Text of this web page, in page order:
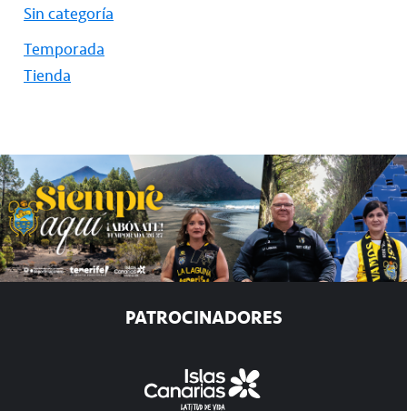
Sin categoría
Temporada
Tienda
PATROCINADORES